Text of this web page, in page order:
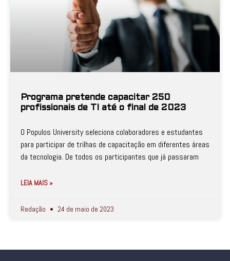
Programa pretende capacitar 250
profissionais de TI até o final de 2023
O Populos University seleciona colaboradores e estudantes
para participar de trilhas de capacitação em diferentes áreas
da tecnologia. De todos os participantes que já passaram
LEIA MAIS »
Redação 24 de maio de 2023